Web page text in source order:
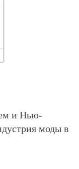
и Нью-
моды в